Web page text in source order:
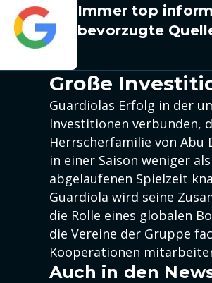
Immer top
bevorzugte
Große
Guardiolas Erfolg in der
Investitionen verbunden,
Herrscherfamilie von Abu
in einer Saison weniger
abgelaufenen Spielzeit
Guardiola wird seine
die Rolle eines globalen
die Vereine der Gruppe
Kooperationen
Auch in den